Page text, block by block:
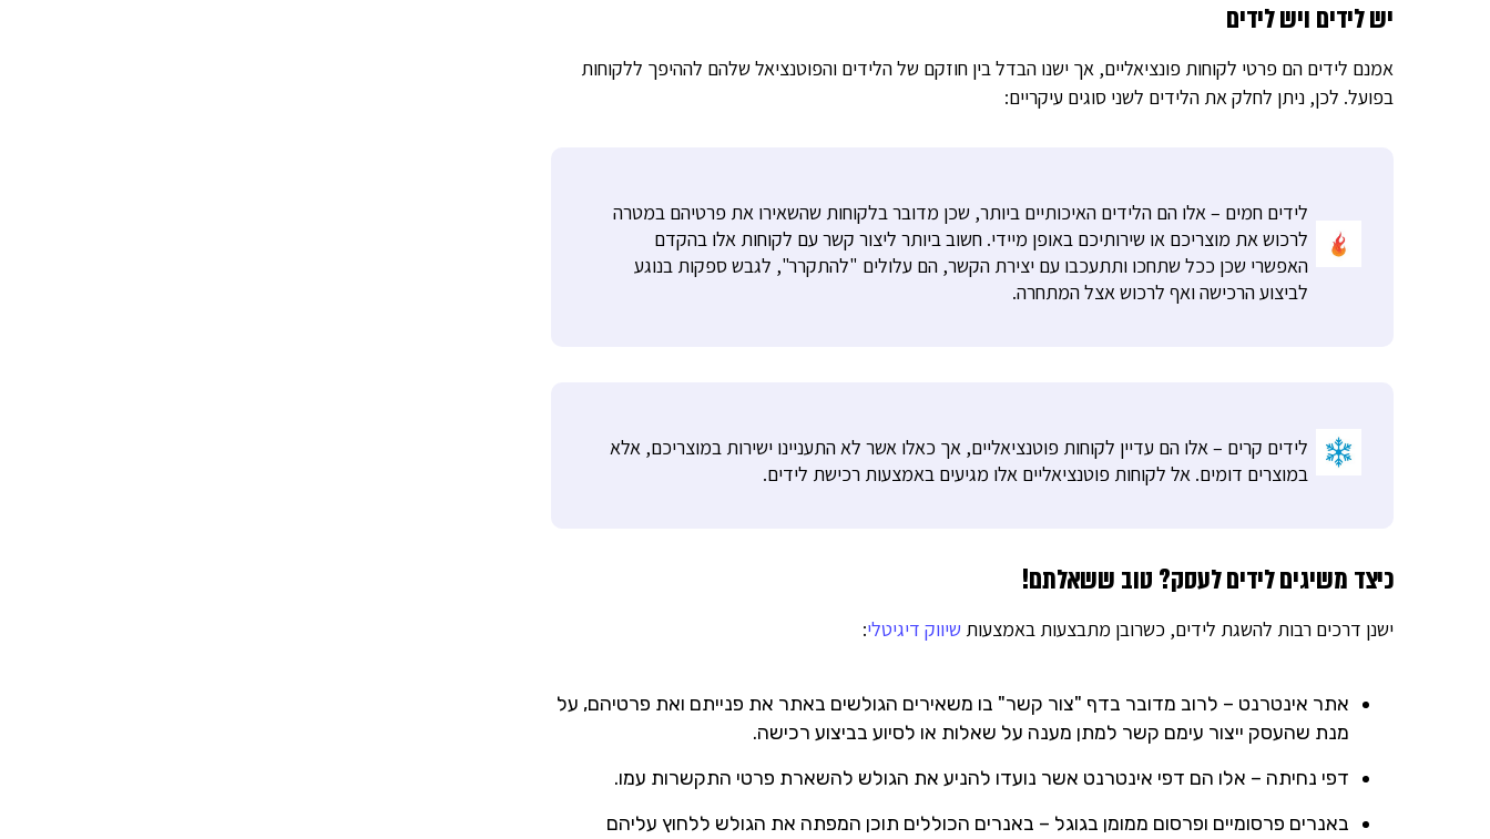
יש לידים ויש לידים
אמנם לידים הם פרטי לקוחות פונציאליים, אך ישנו הבדל בין חוזקם של הלידים והפוטנציאל שלהם לההיפך ללקוחות
בפועל. לכן, ניתן לחלק את הלידים לשני סוגים עיקריים:
לידים חמים – אלו הם הלידים האיכותיים ביותר, שכן מדובר בלקוחות שהשאירו את פרטיהם במטרה
לרכוש את מוצריכם או שירותיכם באופן מיידי. חשוב ביותר ליצור קשר עם לקוחות אלו בהקדם
האפשרי שכן ככל שתחכו ותתעכבו עם יצירת הקשר, הם עלולים "להתקרר", לגבש ספקות בנוגע
לביצוע הרכישה ואף לרכוש אצל המתחרה.
לידים קרים – אלו הם עדיין לקוחות פוטנציאליים, אך כאלו אשר לא התעניינו ישירות במוצריכם, אלא
במוצרים דומים. אל לקוחות פוטנציאליים אלו מגיעים באמצעות רכישת לידים.
כיצד משיגים לידים לעסק? טוב ששאלתם!
ישנן דרכים רבות להשגת לידים, כשרובן מתבצעות באמצעות שיווק דיגיטלי:
אתר אינטרנט – לרוב מדובר בדף "צור קשר" בו משאירים הגולשים באתר את פנייתם ואת פרטיהם, על
מנת שהעסק ייצור עימם קשר למתן מענה על שאלות או לסיוע בביצוע רכישה.
דפי נחיתה – אלו הם דפי אינטרנט אשר נועדו להניע את הגולש להשארת פרטי התקשרות עמו.
באנרים פרסומיים ופרסום ממומן בגוגל – באנרים הכוללים תוכן המפתה את הגולש ללחוץ עליהם